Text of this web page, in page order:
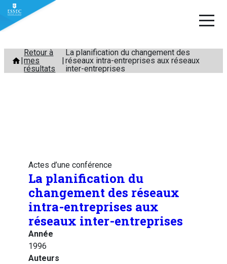
Aller
contenu
Retour à
mes
résultats
La planification du changement des
réseaux intra-entreprises aux réseaux
inter-entreprises
Actes d’une conférence
La planification du
changement des réseaux
intra-entreprises aux
réseaux inter-entreprises
Année
1996
Auteurs